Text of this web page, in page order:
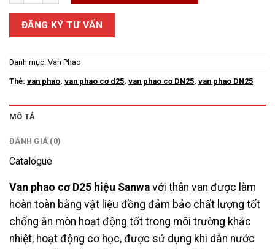
ĐĂNG KÝ TƯ VẤN
Danh mục: Van Phao
Thẻ: van phao, van phao cơ d25, van phao cơ DN25, van phao DN25
MÔ TẢ
ĐÁNH GIÁ (0)
Catalogue
Van phao cơ D25 hiệu Sanwa với thân van được làm
hoàn toàn bằng vật liệu đồng đảm bảo chất lượng tốt
chống ăn mòn hoạt động tốt trong môi trường khắc
nhiệt, hoạt động cơ học, được sử dụng khi dẫn nước